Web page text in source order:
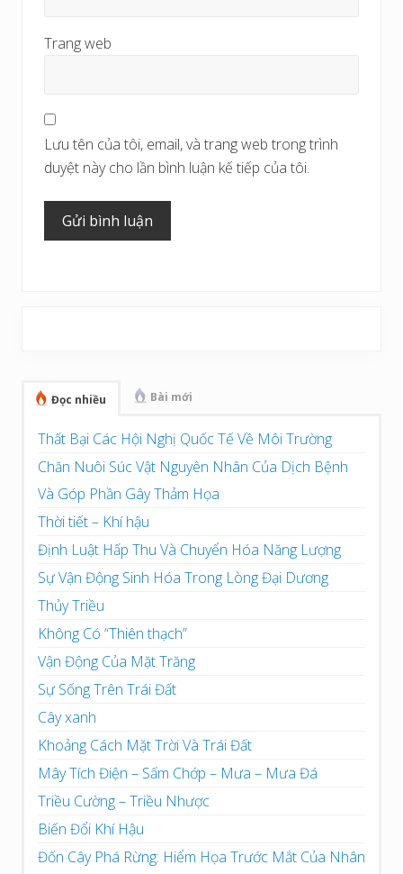
Trang web
Lưu tên của tôi, email, và trang web trong trình
duyệt này cho lần bình luận kế tiếp của tôi.
Đọc nhiều Bài mới
Thất Bại Các Hội Nghị Quốc Tế Về Môi Trường
Chăn Nuôi Súc Vật Nguyên Nhân Của Dịch Bệnh
Và Góp Phần Gây Thảm Họa
Thời tiết – Khí hậu
Định Luật Hấp Thu Và Chuyển Hóa Năng Lượng
Sự Vận Động Sinh Hóa Trong Lòng Đại Dương
Thủy Triều
Không Có “Thiên thạch”
Vận Động Của Mặt Trăng
Sự Sống Trên Trái Đất
Cây xanh
Khoảng Cách Mặt Trời Và Trái Đất
Mây Tích Điện – Sấm Chớp – Mưa – Mưa Đá
Triều Cường – Triều Nhược
Biến Đổi Khí Hậu
Đốn Cây Phá Rừng: Hiểm Họa Trước Mắt Của Nhân